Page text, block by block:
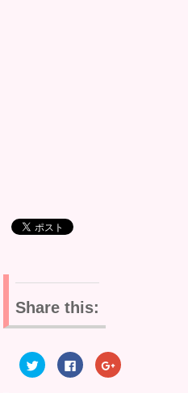
Share this:
ク
リ
F
a
ク
リ